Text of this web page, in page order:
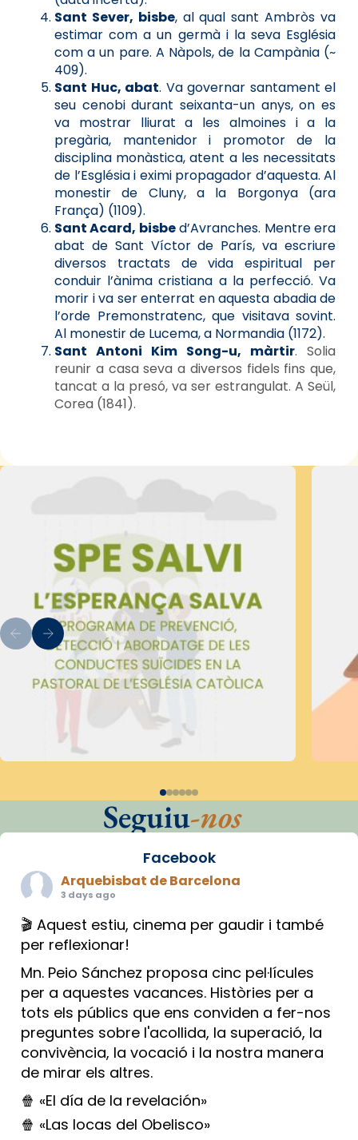
Sant Sever, bisbe, al qual sant Ambròs va
estimar com a un germà i la seva Església
com a un pare. A Nàpols, de la Campània (~
409).
Sant Huc, abat. Va governar santament el
seu cenobi durant seixanta-un anys, on es
va mostrar lliurat a les almoines i a la
pregària, mantenidor i promotor de la
disciplina monàstica, atent a les necessitats
de l’Església i eximi propagador d’aquesta. Al
monestir de Cluny, a la Borgonya (ara
França) (1109).
Sant Acard, bisbed’Avranches. Mentre era
abat de Sant Víctor de París, va escriure
diversos tractats de vida espiritual per
conduir l’ànima cristiana a la perfecció. Va
morir i va ser enterrat en aquesta abadia de
l’orde Premonstratenc, que visitava sovint.
Al monestir de Lucema, a Normandia (1172).
Sant Antoni Kim Song-u, màrtir. Solia
reunir a casa seva a diversos fidels fins que,
tancat a la presó, va ser estrangulat. A Seül,
Corea (1841).
Seguiu-nos
Facebook
Arquebisbat de Barcelona
3 days ago
🎬 Aquest estiu, cinema per gaudir i també
per reflexionar!
Mn. Peio Sánchez proposa cinc pel·lícules
per a aquestes vacances. Històries per a
tots els públics que ens conviden a fer-nos
preguntes sobre l'acollida, la superació, la
convivència, la vocació i la nostra manera
de mirar els altres.
🍿 «El día de la revelación»
🍿 «Las locas del Obelisco»